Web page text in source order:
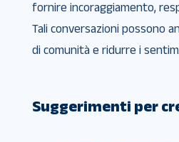
fornire incoraggiamento,
Tali conversazioni possono
di comunità e ridurre i
Suggerimenti per